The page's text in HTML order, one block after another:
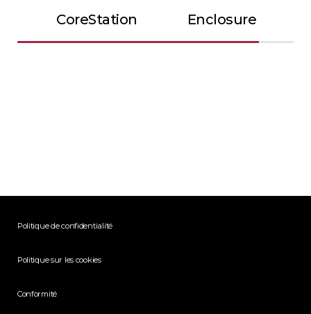
CoreStation Enclosure
Politique de confidentialité
Politique sur les cookies
Conformité